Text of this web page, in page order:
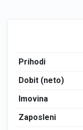
Prihodi
Dobit (neto)
Imovina
Zaposleni